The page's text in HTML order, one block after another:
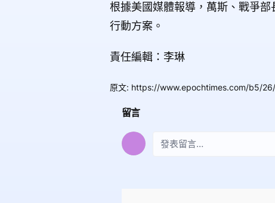
根據美國媒體報導，萬斯、戰爭
行動方案。
責任編輯：李琳
原文: https://www.epochtimes.com/b5/
留言